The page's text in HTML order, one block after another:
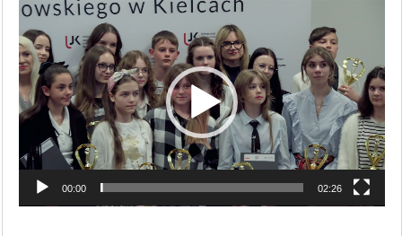
Odtwarzacz
video
00:00 02:26